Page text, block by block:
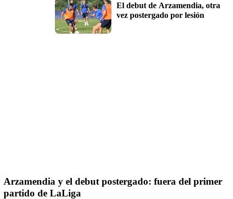
El debut de Arzamendia, otra
vez postergado por lesión
Arzamendia y el debut postergado: fuera del primer
partido de LaLiga